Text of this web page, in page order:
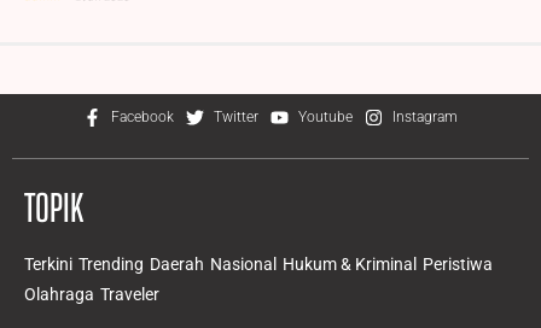
Facebook Twitter Youtube Instagram
TOPIK
Terkini Trending Daerah Nasional Hukum & Kriminal
Peristiwa
Olahraga Traveler